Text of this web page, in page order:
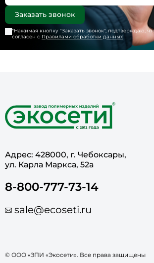
*Нажимая кнопку "Заказать звонок", подтверждаю,
согласен с Правилами обработки данных
Адрес: 428000, г. Чебоксары,
ул. Карла Маркса, 52а
8-800-777-73-14
sale@ecoseti.ru
© ООО «ЗПИ «Экосети». Все права защищены